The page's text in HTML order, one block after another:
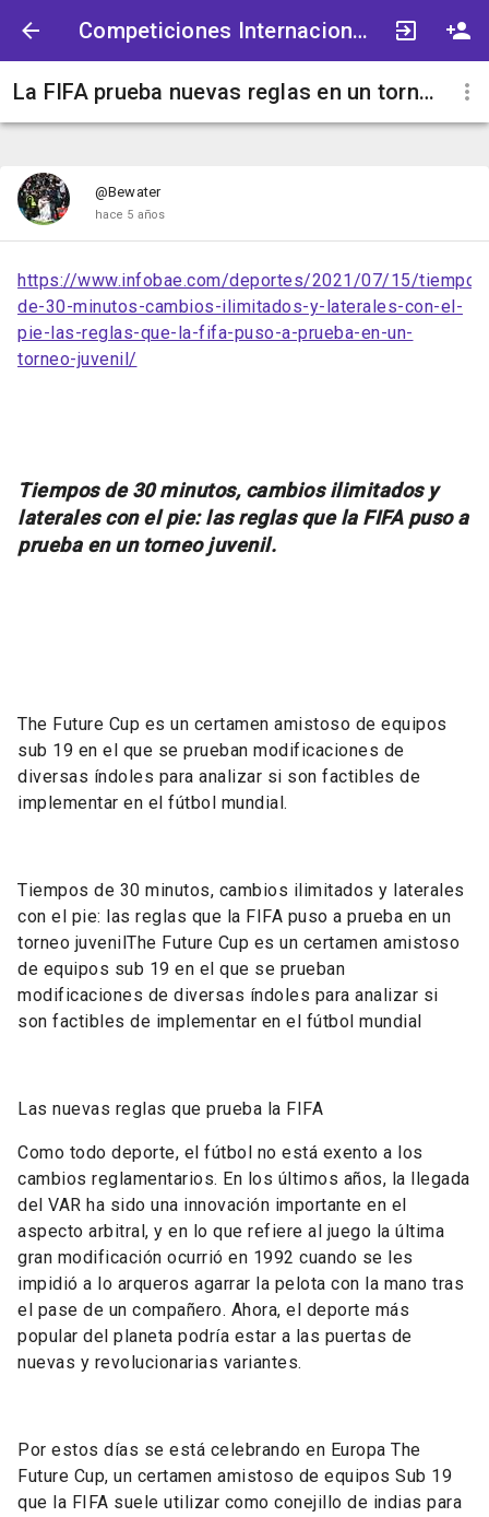
Competiciones Internacionales
La FIFA prueba nuevas reglas en un torneo juvenil
@Bewater
hace 5 años
https://www.infobae.com/deportes/2021/07/15/
de-30-minutos-cambios-ilimitados-y-laterales-con-el-
pie-las-reglas-que-la-fifa-puso-a-prueba-en-un-
torneo-juvenil/
Tiempos de 30 minutos, cambios ilimitados y
laterales con el pie: las reglas que la FIFA puso a
prueba en un torneo juvenil.
The Future Cup es un certamen amistoso de equipos
sub 19 en el que se prueban modificaciones de
diversas índoles para analizar si son factibles de
implementar en el fútbol mundial.
Tiempos de 30 minutos, cambios ilimitados y laterales
con el pie: las reglas que la FIFA puso a prueba en un
torneo juvenilThe Future Cup es un certamen amistoso
de equipos sub 19 en el que se prueban
modificaciones de diversas índoles para analizar si
son factibles de implementar en el fútbol mundial
Las nuevas reglas que prueba la FIFA
Como todo deporte, el fútbol no está exento a los
cambios reglamentarios. En los últimos años, la llegada
del VAR ha sido una innovación importante en el
aspecto arbitral, y en lo que refiere al juego la última
gran modificación ocurrió en 1992 cuando se les
impidió a lo arqueros agarrar la pelota con la mano tras
el pase de un compañero. Ahora, el deporte más
popular del planeta podría estar a las puertas de
nuevas y revolucionarias variantes.
Por estos días se está celebrando en Europa The
Future Cup, un certamen amistoso de equipos Sub 19
que la FIFA suele utilizar como conejillo de indias para